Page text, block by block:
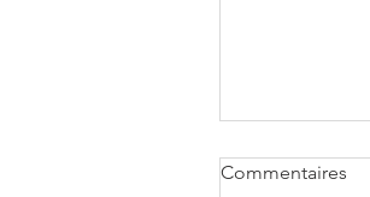
Commentaires